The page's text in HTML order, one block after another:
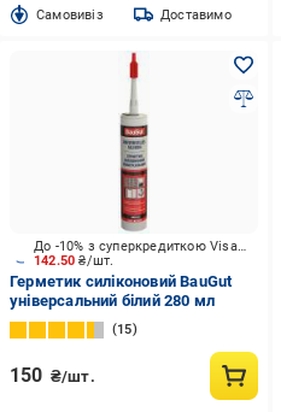
Cамовивіз Доставимо
142.50₴/шт.
До -10% з суперкредиткою Visa Вигода
Герметик силіконовий BauGut
універсальний білий 280 мл
15
150 ₴/шт.